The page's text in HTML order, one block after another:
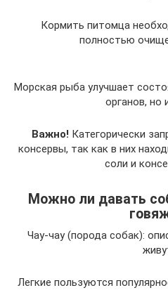
Кормить питомца
полностью
Морская рыба улучшает
органов, но
Важно! Категорически
консервы, так как в них
соли и
Можно ли давать
Чау-чау (порода собак):
Легкие пользуются